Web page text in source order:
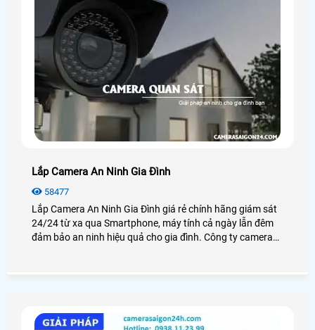
Lắp Camera An Ninh Gia Đình
58477
Lắp Camera An Ninh Gia Đình giá rẻ chính hãng giám sát
24/24 từ xa qua Smartphone, máy tính cả ngày lẫn đêm
đảm bảo an ninh hiệu quả cho gia đình. Công ty camera